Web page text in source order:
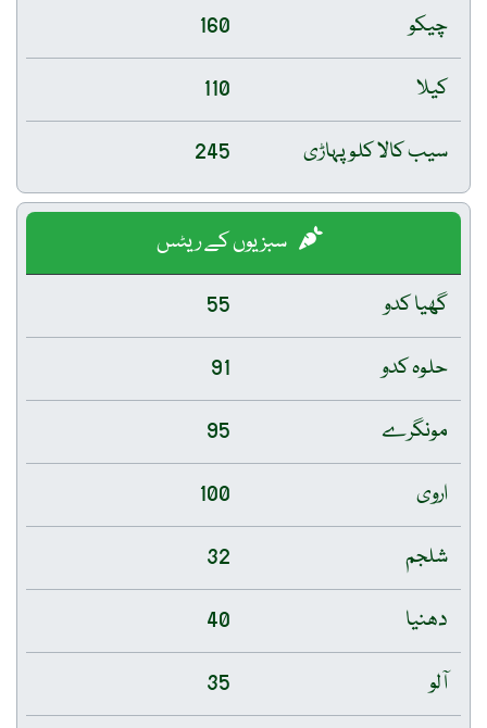
چیکو
160
کیلا
110
سیب کالا کلو پہاڑی
245
سبزیوں کے ریٹس
گھیا کدو
55
حلوہ کدو
91
مونگرے
95
اروی
100
شلجم
32
دھنیا
40
آلو
35